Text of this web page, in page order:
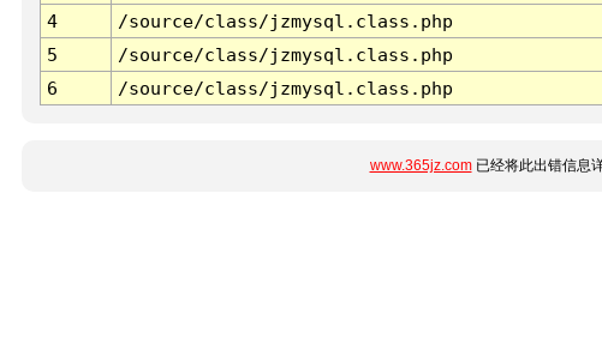
4
/source/class/jzmysql.class.php
5
/source/class/jzmysql.class.php
6
/source/class/jzmysql.class.php
www.365jz.com已经将此出错信息